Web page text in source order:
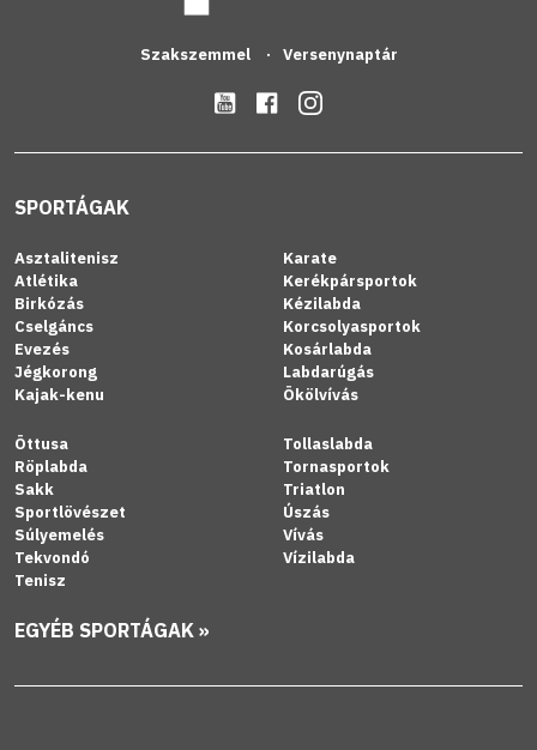
Szakszemmel Versenynaptár
SPORTÁGAK
Asztalitenisz
Atlétika
Birkózás
Cselgáncs
Evezés
Jégkorong
Kajak-kenu
Karate
Kerékpársportok
Kézilabda
Korcsolyasportok
Kosárlabda
Labdarúgás
Ökölvívás
Öttusa
Röplabda
Sakk
Sportlövészet
Súlyemelés
Tekvondó
Tenisz
Tollaslabda
Tornasportok
Triatlon
Úszás
Vívás
Vízilabda
EGYÉB SPORTÁGAK »